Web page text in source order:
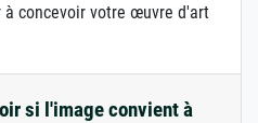
concevoir votre œuvre d'art
si l'image convient à